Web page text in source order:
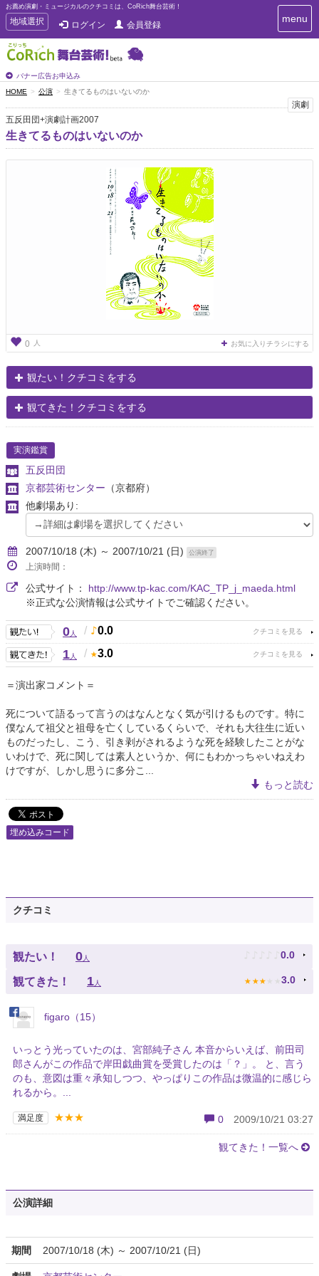
お薦め演劇・ミュージカルのクチコミは、CoRich舞台芸術！
T
o
g
g
e
n
a
v
i
g
地域選択 ログイン 会員登録
バナー広告お申込み
T
o
i
g
menu
HOME 公演 生きてるものはいないのか
演劇
五反田団+演劇計画2007
生きてるものはいないのか
0 人 お気に入りチラシにする
観たい！クチコミをする
観てきた！クチコミをする
実演鑑賞
五反田団
京都芸術センター （京都府）
他劇場あり:
2007/10/18 (木) ～ 2007/10/21 (日) 公演終了
上演時間：
公式サイト： http://www.tp-kac.com/KAC_TP_j_maeda.html
※正式な公演情報は公式サイトでご確認ください。
0人 / 0.0
1人 / 3.0
＝演出家コメント＝
死について語るって言うのはなんとなく気が引けるものです。特に
僕なんて祖父と祖母を亡くしているくらいで、それも大往生に近い
ものだったし、こう、引き剥がされるような死を経験したことがな
いわけで、死に関しては素人というか、何にもわかっちゃいねえわ
けですが、しかし思うに多分こ...
もっと読む
埋め込みコード
クチコミ
観たい！ 0人 ♪ ♪ ♪ ♪ ♪ 0.0
観てきた！ 1人 ★ ★ ★ ★ ★ 3.0
figaro（15）
いっとう光っていたのは、宮部純子さん 本音からいえば、前田司
郎さんがこの作品で岸田戯曲賞を受賞したのは「？」。 と、言う
のも、意図は重々承知しつつ、やっぱりこの作品は微温的に感じら
れるから。...
満足度 ★★★ 0 2009/10/21 03:27
観てきた！一覧へ
公演詳細
期間 2007/10/18 (木) ～ 2007/10/21 (日)